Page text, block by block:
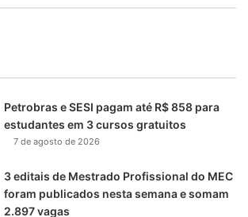
Petrobras e SESI pagam até R$ 858 para
estudantes em 3 cursos gratuitos
7 de agosto de 2026
3 editais de Mestrado Profissional do MEC
foram publicados nesta semana e somam
2.897 vagas